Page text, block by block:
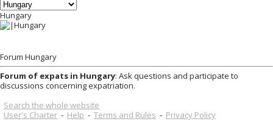
Hungary
Forum Hungary
Forum of expats in Hungary: Ask questions and participate to
discussions concerning expatriation.
Search the whole website
User's Charter - Help - Terms and Rules - Privacy Policy